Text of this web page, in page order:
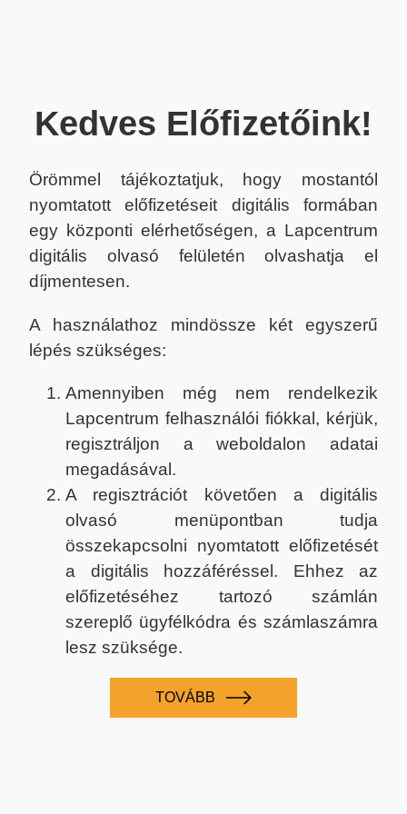
Kedves Előfizetőink!
Örömmel tájékoztatjuk, hogy mostantól
nyomtatott előfizetéseit digitális formában
egy központi elérhetőségen, a Lapcentrum
digitális olvasó felületén olvashatja el
díjmentesen.
A használathoz mindössze két egyszerű
lépés szükséges:
Amennyiben még nem rendelkezik
Lapcentrum felhasználói fiókkal, kérjük,
regisztráljon a weboldalon adatai
megadásával.
A regisztrációt követően a digitális
olvasó menüpontban tudja
összekapcsolni nyomtatott előfizetését
a digitális hozzáféréssel. Ehhez az
előfizetéséhez tartozó számlán
szereplő ügyfélkódra és számlaszámra
lesz szüksége.
TOVÁBB